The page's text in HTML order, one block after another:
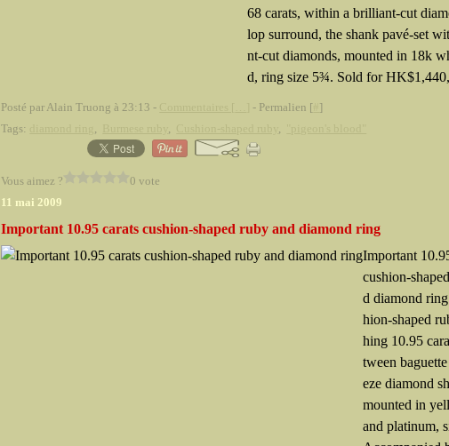
68 carats, within a brilliant-cut
lop surround, the shank pavé-set
nt-cut diamonds, mounted in 18k
d, ring size 5¾. Sold for
Posté par Alain Truong à 23:13 - - Permalien [ ]
Tags:
, , ,
Vous aimez ?
0 vote
11 mai 2009
Important 10.95 carats cushion-shaped ruby and diamond ring
Important
cushion-
d diamond
hion-shaped
hing 10.95
tween
eze diamond
mounted in
and platinum,